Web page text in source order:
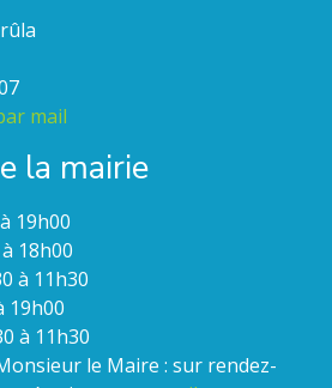
mail
la mairie
19h00
18h00
à 11h30
19h00
à 11h30
le Maire : sur rendez-